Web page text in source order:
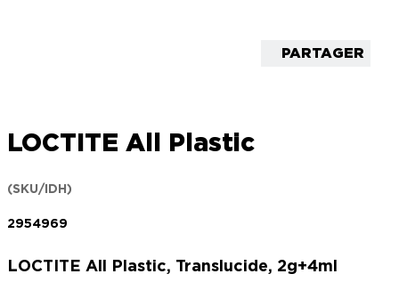
PARTAGER
LOCTITE All Plastic
(SKU/IDH)
2954969
LOCTITE All Plastic, Translucide, 2g+4ml